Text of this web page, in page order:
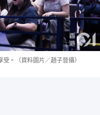
。（資料圖片／趙子晉攝）